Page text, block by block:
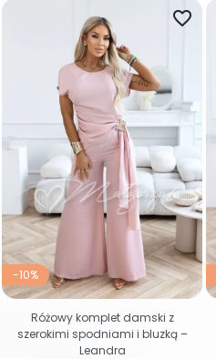
-10%
favorite_border
Różowy komplet damski z
szerokimi spodniami i bluzką –
Leandra